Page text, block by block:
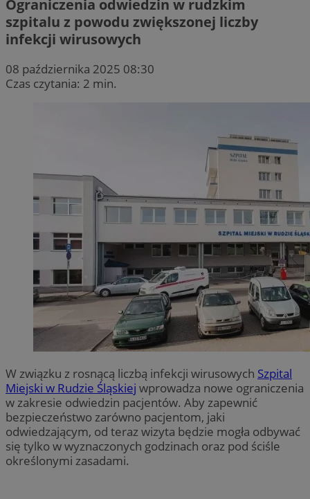
Ograniczenia odwiedzin w rudzkim
szpitalu z powodu zwiększonej liczby
infekcji wirusowych
08 października 2025 08:30
Czas czytania: 2 min.
W związku z rosnącą liczbą infekcji wirusowych Szpital
Miejski w Rudzie Śląskiej wprowadza nowe ograniczenia
w zakresie odwiedzin pacjentów. Aby zapewnić
bezpieczeństwo zarówno pacjentom, jaki
odwiedzającym, od teraz wizyta będzie mogła odbywać
się tylko w wyznaczonych godzinach oraz pod ściśle
określonymi zasadami.